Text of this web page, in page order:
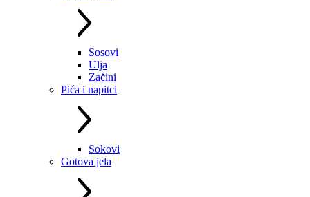
Sosovi
Ulja
Začini
Pića i napitci
Sokovi
Gotova jela